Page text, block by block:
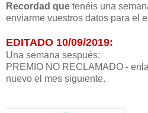
Recordad que tenéis una
enviarme vuestros datos para el
EDITADO 10/09/2019:
Una semana sespués:
PREMIO NO RECLAMADO -
nuevo el mes siguiente.